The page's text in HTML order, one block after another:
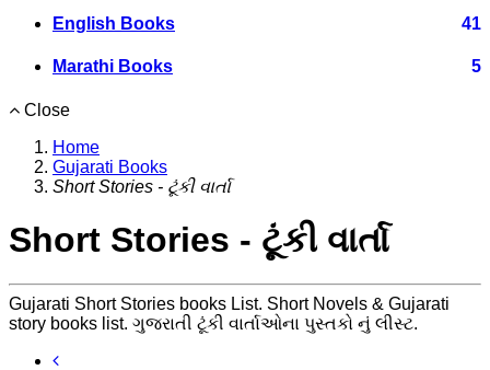
English Books 41
Marathi Books 5
Close
Home
Gujarati Books
Short Stories - ટૂંકી વાર્તા
Short Stories - ટૂંકી વાર્તા
Gujarati Short Stories books List. Short Novels & Gujarati
story books list. ગુજરાતી ટૂંકી વાર્તાઓના પુસ્તકો નું લીસ્ટ.